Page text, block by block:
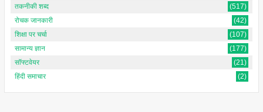
तकनीकी शब्द
(517)
रोचक जानकारी
(42)
शिक्षा पर चर्चा
(107)
सामान्य ज्ञान
(177)
सॉफ्टवेयर
(21)
हिंदी समाचार
(2)